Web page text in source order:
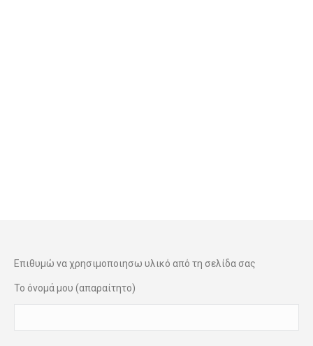
Επιθυμώ να χρησιμοποιησω υλικό από τη σελίδα σας
Το όνομά μου (απαραίτητο)